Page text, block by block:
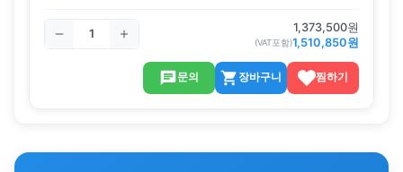
1,373,500원
(VAT포함)1,510,850원
문의 장바구니 찜하기